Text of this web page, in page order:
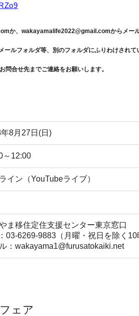
か、wakayamalife2022@gmail.comからメー
ルフォルダ等、別のフォルダにふりわけされ
合せ先までご連絡をお願いします。
8月27日(日)
～12:00
イン（YouTubeライブ）
ま移住定住支援センター東京窓口
03‐6269‐9883（月曜・祝日を除く10
：wakayama1@furusatokaiki.net
ェア